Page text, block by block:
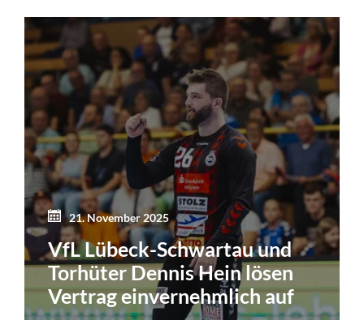
21. November 2025
VfL Lübeck-Schwartau und
Torhüter Dennis Hein lösen
Vertrag einvernehmlich auf